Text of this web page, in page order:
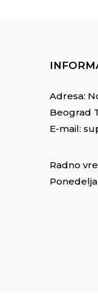
Adresa:
Beograd
E-mail:
Radno